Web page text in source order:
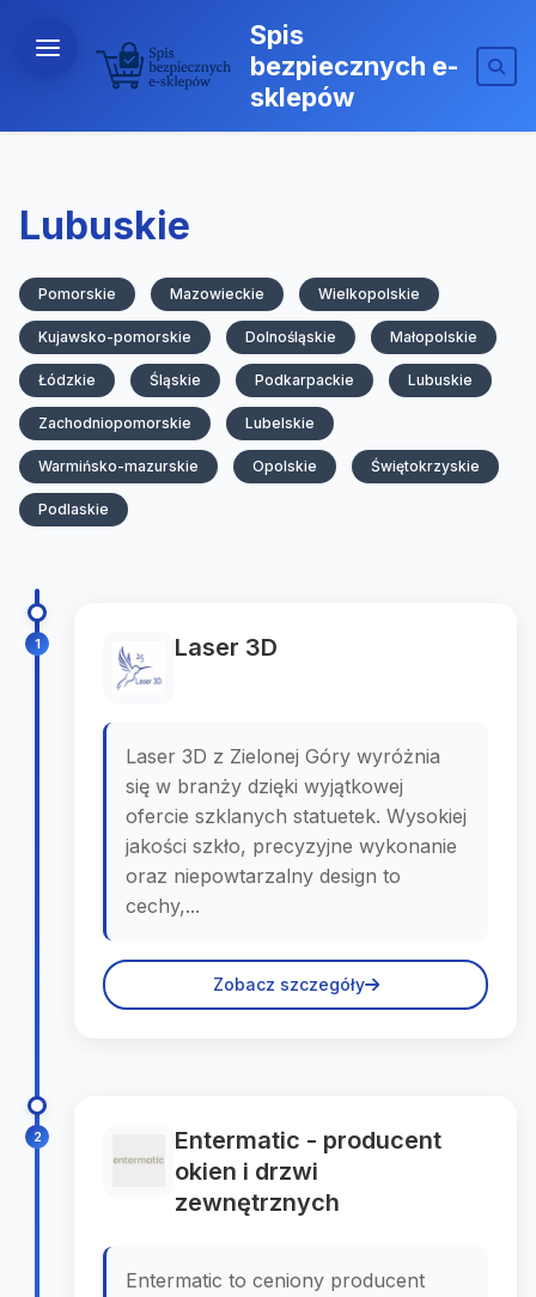
Spis
bezpiecznych e-
sklepów
Lubuskie
Pomorskie Mazowieckie Wielkopolskie
Kujawsko-pomorskie Dolnośląskie Małopolskie
Łódzkie Śląskie Podkarpackie Lubuskie
Zachodniopomorskie Lubelskie
Warmińsko-mazurskie Opolskie Świętokrzyskie
Podlaskie
1 Laser 3D
Laser 3D z Zielonej Góry wyróżnia
się w branży dzięki wyjątkowej
ofercie szklanych statuetek. Wysokiej
jakości szkło, precyzyjne wykonanie
oraz niepowtarzalny design to
cechy,...
Zobacz szczegóły
2
Entermatic - producent
okien i drzwi
zewnętrznych
Entermatic to ceniony producent